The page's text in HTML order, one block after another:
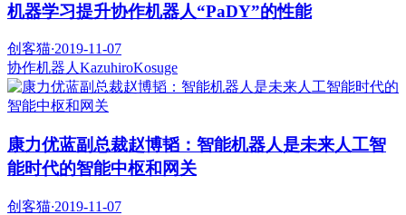
机器学习提升协作机器人“PaDY”的性能
创客猫·2019-11-07
协作机器人 KazuhiroKosuge
康力优蓝副总裁赵博韬：智能机器人是未来人工智
能时代的智能中枢和网关
创客猫·2019-11-07